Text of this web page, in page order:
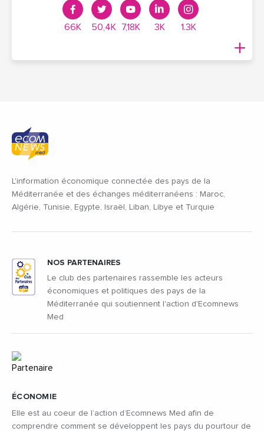
66K 50,4K 7,18K 3K 1.3K
L'information économique connectée des pays de la
Méditerranée et des échanges méditerranéens : Maroc,
Algérie, Tunisie, Egypte, Israël, Liban, Libye et Turquie
ÉCONOMIE
Elle est au coeur de l’action d’Ecomnews Med afin de
comprendre comment se développent les pays du pourtour de
NOS PARTENAIRES
Le club des partenaires rassemble les acteurs
économiques et politiques des pays de la
Méditerranée qui soutiennent l'action d'Ecomnews
Med